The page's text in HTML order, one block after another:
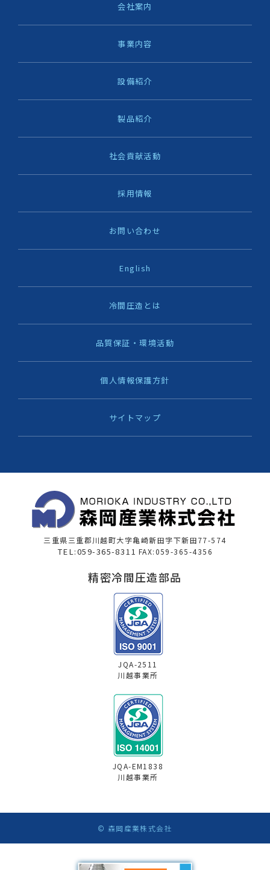
会社案内
事業内容
設備紹介
製品紹介
社会貢献活動
採用情報
お問い合わせ
English
冷間圧造とは
品質保証・環境活動
個人情報保護方針
サイトマップ
三重県三重郡川越町大字亀崎新田字下新田77-574
TEL:059-365-8311 FAX:059-365-4356
精密冷間圧造部品
JQA-2511
川越事業所
JQA-EM1838
川越事業所
© 森岡産業株式会社